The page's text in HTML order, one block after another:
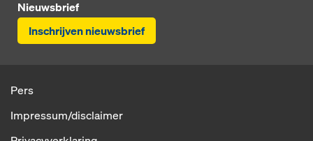
Nieuwsbrief
Inschrijven nieuwsbrief
Pers
Impressum/disclaimer